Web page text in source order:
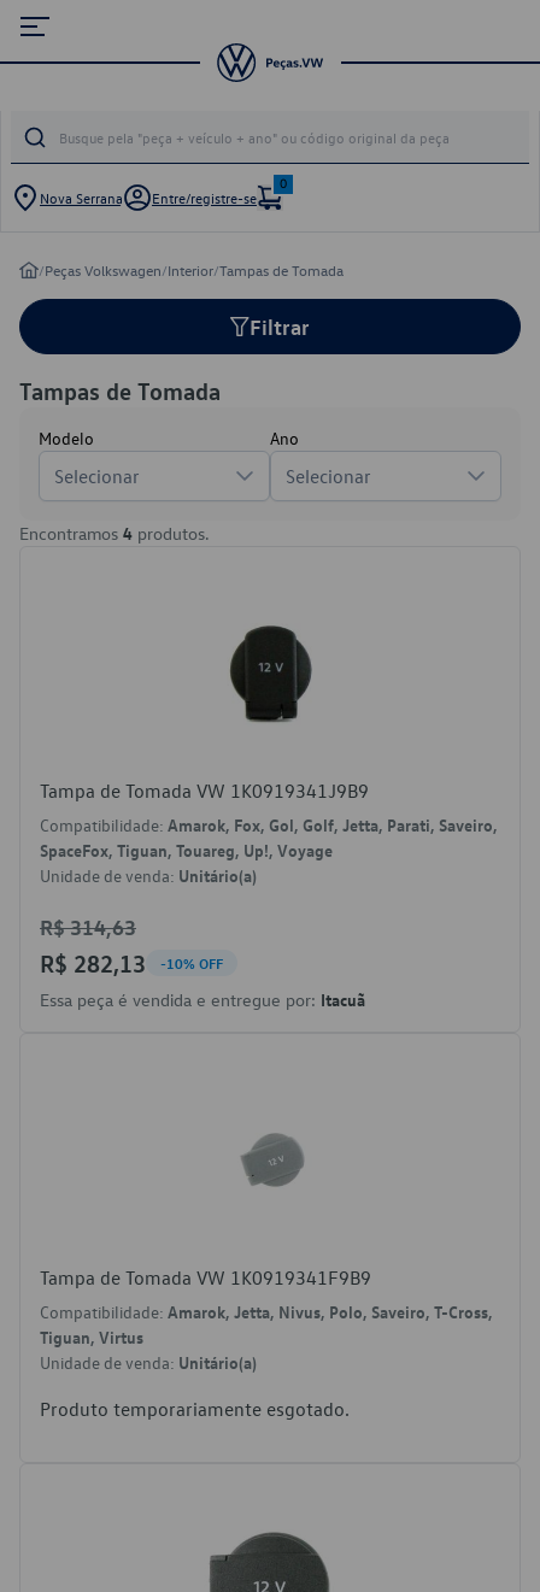
Nova Serrana Entre/registre-se
0
/Peças Volkswagen/Interior/Tampas de Tomada
Filtrar
Tampas de Tomada
Modelo
Selecionar
Ano
Selecionar
Encontramos 4 produtos.
Tampa de Tomada VW 1K0919341J9B9
Compatibilidade: Amarok, Fox, Gol, Golf, Jetta, Parati, Saveiro,
SpaceFox, Tiguan, Touareg, Up!, Voyage
Unidade de venda: Unitário(a)
R$ 314,63
R$ 282,13 -10% OFF
Essa peça é vendida e entregue por: Itacuã
Tampa de Tomada VW 1K0919341F9B9
Compatibilidade: Amarok, Jetta, Nivus, Polo, Saveiro, T-Cross,
Tiguan, Virtus
Unidade de venda: Unitário(a)
Produto temporariamente esgotado.